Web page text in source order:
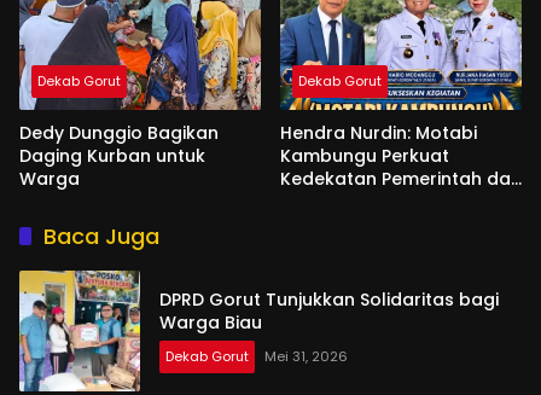
Dekab Gorut
Dedy Dunggio Bagikan
Daging Kurban untuk
Warga
Dekab Gorut
Hendra Nurdin: Motabi
Kambungu Perkuat
Kedekatan Pemerintah dan
Baca Juga
DPRD Gorut Tunjukkan Solidaritas bagi
Warga Biau
Dekab Gorut Mei 31, 2026